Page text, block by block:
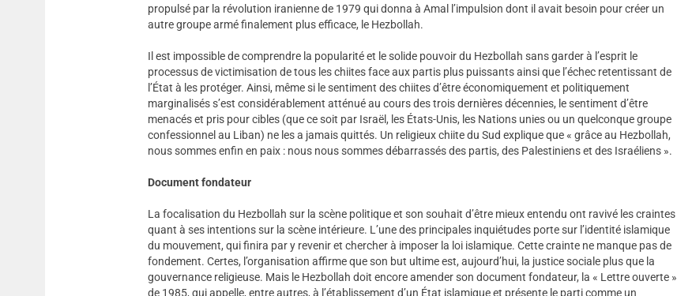
propulsé par la révolution iranienne de 1979 qui donna à Amal l’impulsion dont il avait besoin pour créer un
autre groupe armé finalement plus efficace, le Hezbollah.
Il est impossible de comprendre la popularité et le solide pouvoir du Hezbollah sans garder à l’esprit le
processus de victimisation de tous les chiites face aux partis plus puissants ainsi que l’échec retentissant de
l’État à les protéger. Ainsi, même si le sentiment des chiites d’être économiquement et politiquement
marginalisés s’est considérablement atténué au cours des trois dernières décennies, le sentiment d’être
menacés et pris pour cibles (que ce soit par Israël, les États-Unis, les Nations unies ou un quelconque groupe
confessionnel au Liban) ne les a jamais quittés. Un religieux chiite du Sud explique que « grâce au Hezbollah,
nous sommes enfin en paix : nous nous sommes débarrassés des partis, des Palestiniens et des Israéliens ».
Document fondateur
La focalisation du Hezbollah sur la scène politique et son souhait d’être mieux entendu ont ravivé les craintes
quant à ses intentions sur la scène intérieure. L’une des principales inquiétudes porte sur l’identité islamique
du mouvement, qui finira par y revenir et chercher à imposer la loi islamique. Cette crainte ne manque pas de
fondement. Certes, l’organisation affirme que son but ultime est, aujourd’hui, la justice sociale plus que la
gouvernance religieuse. Mais le Hezbollah doit encore amender son document fondateur, la « Lettre ouverte »
de 1985, qui appelle, entre autres, à l’établissement d’un État islamique et présente le parti comme un